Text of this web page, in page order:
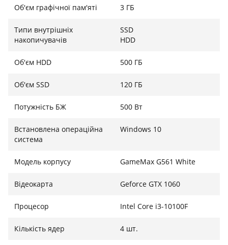
Об'єм графічної пам'яті 3 ГБ
Типи внутрішніх
накопичувачів
SSD
HDD
Об'єм HDD 500 ГБ
Об'єм SSD 120 ГБ
Потужність БЖ 500 Вт
Встановлена операційна
система
Windows 10
Модель корпусу GameMax G561 White
Відеокарта Geforce GTX 1060
Процесор Intel Core i3-10100F
Кількість ядер 4 шт.